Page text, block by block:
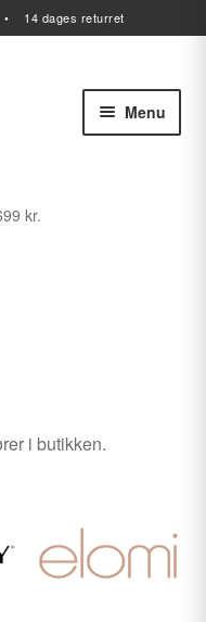
14 dages returret
Menu
kr.
i butikken.